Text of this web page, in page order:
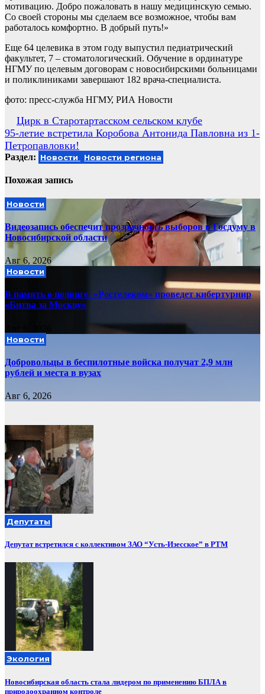
мотивацию. Добро пожаловать в нашу медицинскую семью.
Со своей стороны мы сделаем все возможное, чтобы вам
работалось комфортно. В добрый путь!»
Еще 64 целевика в этом году выпустил педиатрический
факультет, 7 – стоматологический. Обучение в ординатуре
НГМУ по целевым договорам с новосибирскими больницами
и поликлиниками завершают 182 врача-специалиста.
фото: пресс-служба НГМУ, РИА Новости
Навигация
по
записям
Цирк в Старотартасском сельском клубе
95-летие встретила Коробова Антонида Павловна из 1-
Петропавловки!
Раздел: Новости Новости региона
Похожая запись
Новости
Видеозапись обеспечит прозрачность выборов в Госдуму в
Новосибирской области
Авг 6, 2026
Новости
В память о подвиге: «Ростелеком» проведет кибертурнир
«Битва за Москву»
Новости
Добровольцы в беспилотные войска получат 2,9 млн
рублей и места в вузах
Авг 6, 2026
Депутаты
Депутат встретился с коллективом ЗАО “Усть-Изесское” в РТМ
Экология
Новосибирская область стала лидером по применению БПЛА в
природоохранном контроле